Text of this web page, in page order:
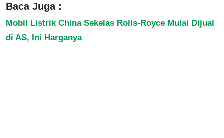
Baca Juga :
Mobil Listrik China Sekelas Rolls-Royce Mulai Dijual
di AS, Ini Harganya